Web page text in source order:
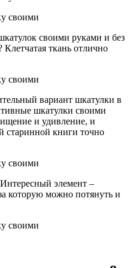
своими руками и без
ткань отлично
вариант шкатулки в
шкатулки своими
и удивление, и
старинной книги точно
элемент –
которую можно потянуть и